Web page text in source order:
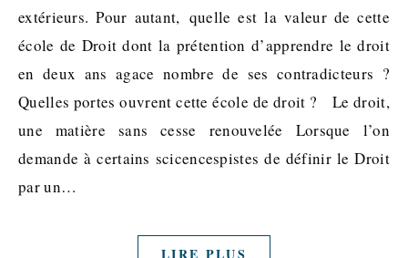
extérieurs. Pour autant, quelle est la valeur de cette
école de Droit dont la prétention d’apprendre le droit
en deux ans agace nombre de ses contradicteurs ?
Quelles portes ouvrent cette école de droit ? Le droit,
une matière sans cesse renouvelée Lorsque l’on
demande à certains scicencespistes de définir le Droit
par un…
LIRE PLUS